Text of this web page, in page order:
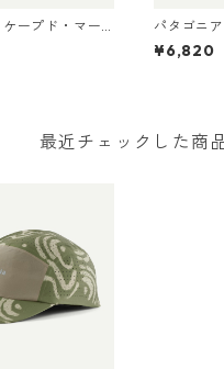
ープド・マー
ット Bobcat Br
パタゴニ
ット (カ
atagonia
¥6,820
最近チェックした商